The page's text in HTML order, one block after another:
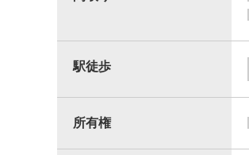
駅徒歩
所有権